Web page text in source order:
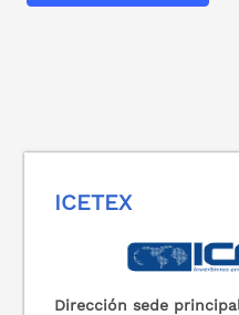
ICETEX
Dirección sede